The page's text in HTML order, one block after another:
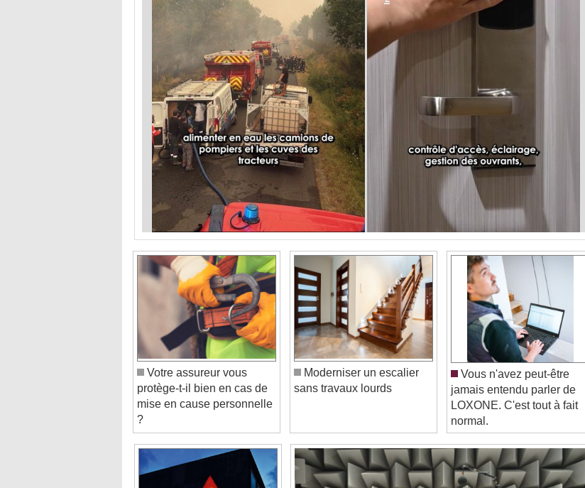
Votre assureur vous
protège-t-il bien en cas de
mise en cause personnelle
?
Moderniser un escalier
sans travaux lourds
Vous n'avez peut-être
jamais entendu parler de
LOXONE. C'est tout à fait
normal.